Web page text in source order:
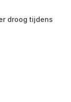
droog tijdens